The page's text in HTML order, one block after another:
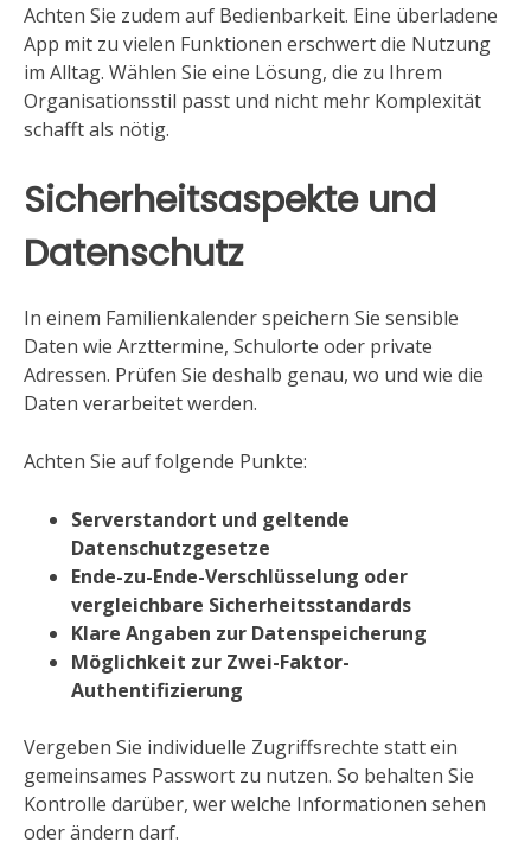
Achten Sie zudem auf Bedienbarkeit. Eine überladene
App mit zu vielen Funktionen erschwert die Nutzung
im Alltag. Wählen Sie eine Lösung, die zu Ihrem
Organisationsstil passt und nicht mehr Komplexität
schafft als nötig.
Sicherheitsaspekte und
Datenschutz
In einem Familienkalender speichern Sie sensible
Daten wie Arzttermine, Schulorte oder private
Adressen. Prüfen Sie deshalb genau, wo und wie die
Daten verarbeitet werden.
Achten Sie auf folgende Punkte:
Serverstandort und geltende
Datenschutzgesetze
Ende-zu-Ende-Verschlüsselung oder
vergleichbare Sicherheitsstandards
Klare Angaben zur Datenspeicherung
Möglichkeit zur Zwei-Faktor-
Authentifizierung
Vergeben Sie individuelle Zugriffsrechte statt ein
gemeinsames Passwort zu nutzen. So behalten Sie
Kontrolle darüber, wer welche Informationen sehen
oder ändern darf.